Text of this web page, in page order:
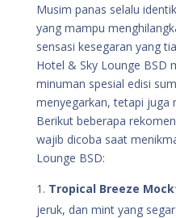
Musim panas selalu
yang mampu
sensasi kesegaran yang
Hotel & Sky Lounge BSD
minuman spesial edisi
menyegarkan, tetapi juga
Berikut beberapa
wajib dicoba saat
Lounge BSD:
Tropical Breeze
jeruk, dan mint yang